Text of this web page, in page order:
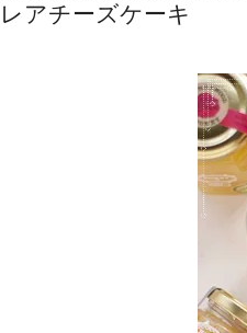
レアチーズケーキ